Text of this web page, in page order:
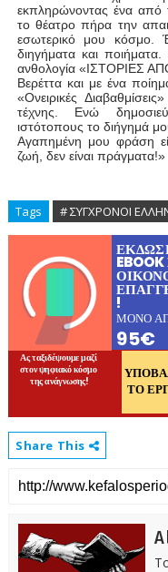
εκπληρώνοντας ένα από
το θέατρο πήρα την
εσωτερικό μου κόσμο.
διηγήματα και
ανθολογία «ΙΣΤΟΡΙΕΣ
Βερέττα και με ένα
«Ονειρικές
τέχνης. Ενώ
ιστότοπους το διήγημά
Αγαπημένη μου φράση
ζωή, δεν είναι πράγματα!»
Tags # ΣΥΓΧΡΟΝΟΙ
Share This